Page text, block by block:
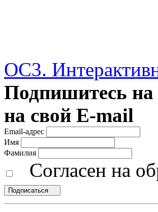
ОС3.
Подпишитесь на
на свой E-mail
Email-адрес
Имя
Фамилия
Согласен на
Подписаться